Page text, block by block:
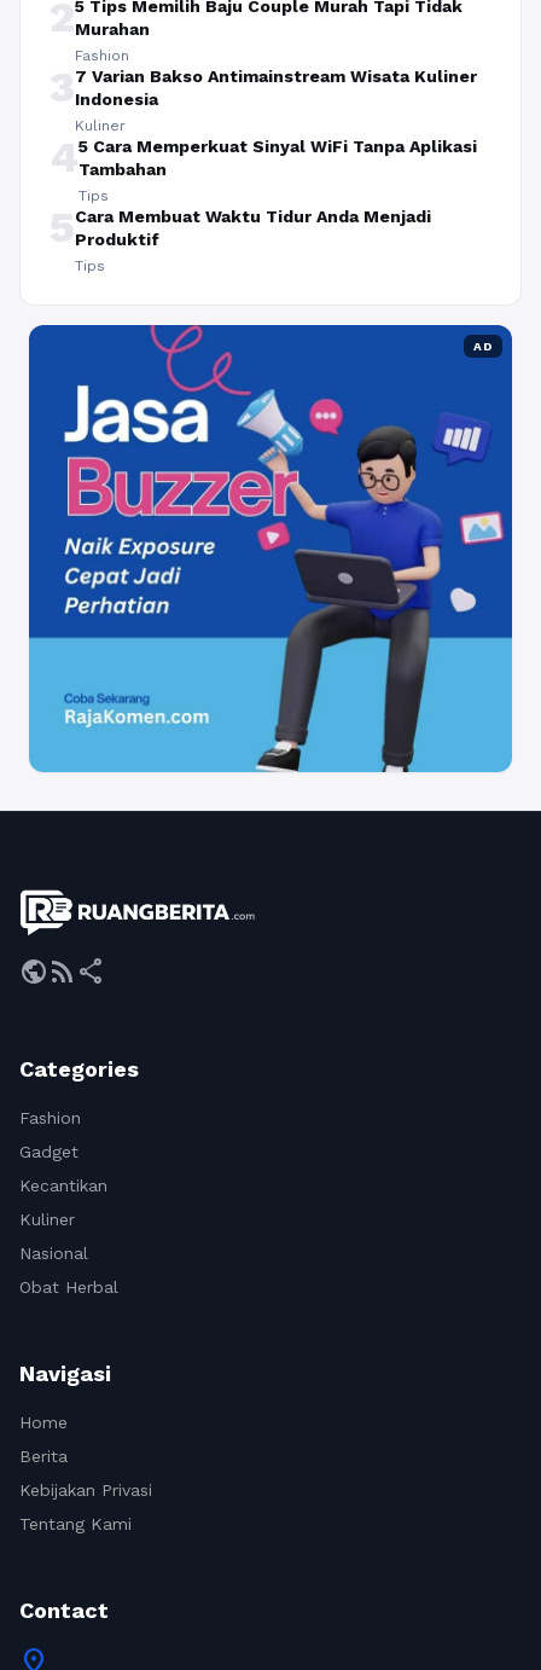
25 Tips Memilih Baju Couple Murah Tapi Tidak
Murahan
Fashion
37 Varian Bakso Antimainstream Wisata Kuliner
Indonesia
Kuliner
45 Cara Memperkuat Sinyal WiFi Tanpa Aplikasi
Tambahan
Tips
5Cara Membuat Waktu Tidur Anda Menjadi
Produktif
Tips
AD
publicrss_feed share
Categories
Fashion
Gadget
Kecantikan
Kuliner
Nasional
Obat Herbal
Navigasi
Home
Berita
Kebijakan Privasi
Tentang Kami
Contact
location_on